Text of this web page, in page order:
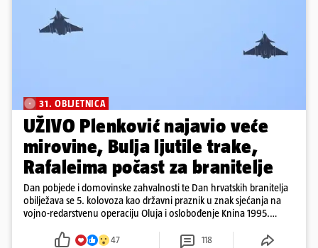
31. OBLJETNICA
UŽIVO Plenković najavio veće
mirovine, Bulja ljutile trake,
Rafaleima počast za branitelje
Dan pobjede i domovinske zahvalnosti te Dan hrvatskih branitelja
obilježava se 5. kolovoza kao državni praznik u znak sjećanja na
vojno-redarstvenu operaciju Oluja i oslobođenje Knina 1995.
47 118